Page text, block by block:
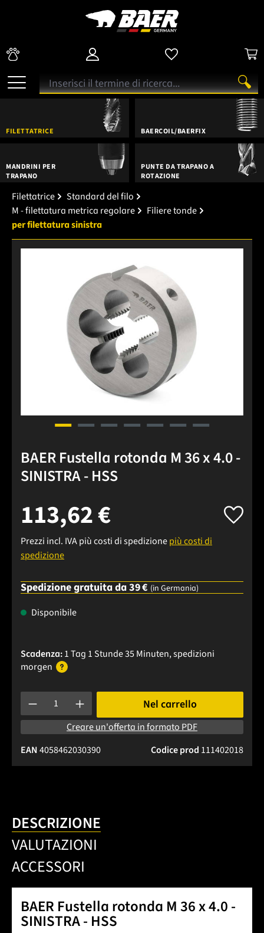
FILETTATRICE BAERCOIL/BAERFIX
MANDRINI PER
TRAPANO
PUNTE DA TRAPANO A
ROTAZIONE
Filettatrice
Standard del filo
M - filettatura metrica regolare
Filiere tonde
per filettatura sinistra
BAER Fustella rotonda M 36 x 4.0 -
SINISTRA - HSS
113,62 €
Prezzi incl. IVA più costi di spedizionepiù costi di
spedizione
Spedizione gratuita da 39 € (in Germania)
Disponibile
Scadenza:1 Tag 1 Stunde 35 Minuten, spedizioni
morgen
Quantità del prodotto: inserisci la quantità desiderata o
Nel carrello
Creare un'offerta in formato PDF
Codice prod 111402018
EAN4058462030390
DESCRIZIONE
VALUTAZIONI
ACCESSORI
BAER Fustella rotonda M 36 x 4.0 -
SINISTRA - HSS